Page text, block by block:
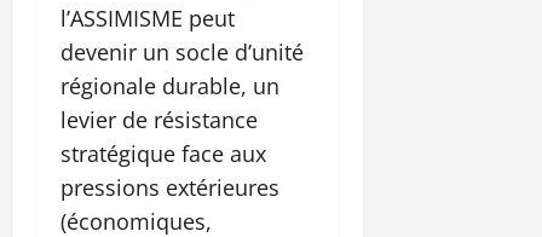
l’ASSIMISME peut
devenir un socle d’unité
régionale durable, un
levier de résistance
stratégique face aux
pressions extérieures
(économiques,